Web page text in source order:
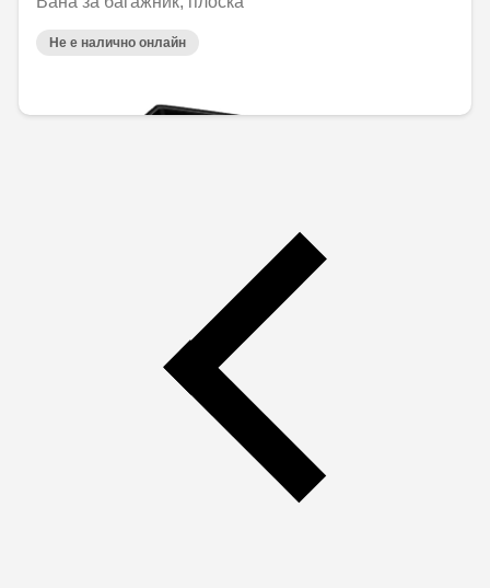
Не е налично онлайн